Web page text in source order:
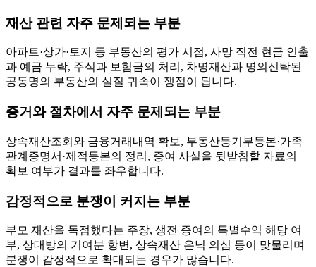
재산 관련 자주 문제되는 부분
아파트·상가·토지 등 부동산의 평가 시점, 사망 직전 현금 인출
과 예금 누락, 주식과 보험금의 처리, 차명재산과 명의신탁된
공동명의 부동산의 실질 귀속이 쟁점이 됩니다.
증거와 절차에서 자주 문제되는 부분
상속재산조회와 금융거래내역 확보, 부동산등기부등본·가족
관계증명서·제적등본의 정리, 증여 사실을 뒷받침할 자료의
확보 여부가 결과를 좌우합니다.
감정적으로 분쟁이 커지는 부분
부모 재산을 독점했다는 주장, 생전 증여의 특별수익 해당 여
부, 상대방의 기여분 항변, 상속재산 은닉 의심 등이 맞물리며
분쟁이 감정적으로 확대되는 경우가 많습니다.